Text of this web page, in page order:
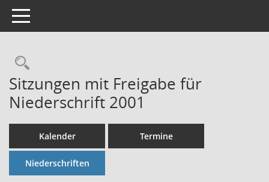
Toggle navigation
Rechercheauswahl
Sitzungen mit Freigabe für
Niederschrift 2001
Kalender Termine
Niederschriften